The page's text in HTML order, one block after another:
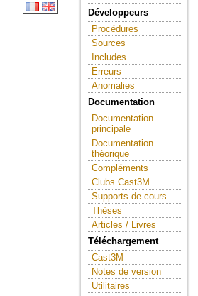
Développeurs
Procédures
Sources
Includes
Erreurs
Anomalies
Documentation
Documentation
principale
Documentation
théorique
Compléments
Clubs Cast3M
Supports de cours
Thèses
Articles / Livres
Téléchargement
Cast3M
Notes de version
Utilitaires